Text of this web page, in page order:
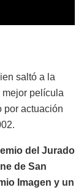
saltó a la
película
por actuación
del Jurado
de San
Imagen y un